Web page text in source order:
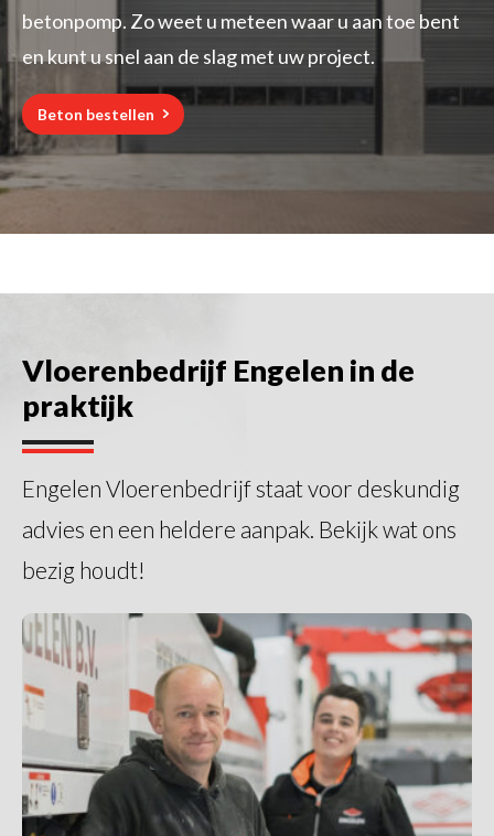
betonpomp. Zo weet u meteen waar u aan toe bent
en kunt u snel aan de slag met uw project.
Beton bestellen
Vloerenbedrijf Engelen in de
praktijk
Engelen Vloerenbedrijf staat voor deskundig
advies en een heldere aanpak. Bekijk wat ons
bezig houdt!